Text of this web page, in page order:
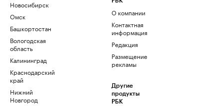
Новосибирск
Омск
Башкортостан
Вологодская
область
Калининград
Краснодарский
край
Нижний
Новгород
О компании
Контактная
информация
Редакция
Размещение
рекламы
Другие
продукты
РБК